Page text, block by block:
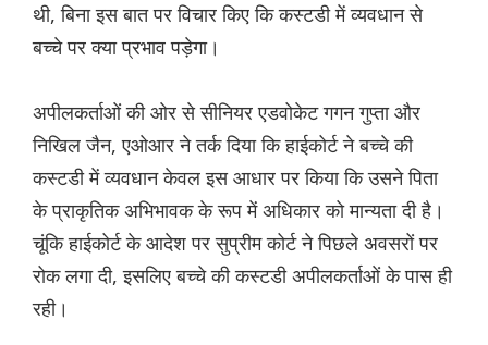
थी, बिना इस बात पर विचार किए कि कस्टडी में व्यवधान से
बच्चे पर क्या प्रभाव पड़ेगा।
अपीलकर्ताओं की ओर से सीनियर एडवोकेट गगन गुप्ता और
निखिल जैन, एओआर ने तर्क दिया कि हाईकोर्ट ने बच्चे की
कस्टडी में व्यवधान केवल इस आधार पर किया कि उसने पिता
के प्राकृतिक अभिभावक के रूप में अधिकार को मान्यता दी है।
चूंकि हाईकोर्ट के आदेश पर सुप्रीम कोर्ट ने पिछले अवसरों पर
रोक लगा दी, इसलिए बच्चे की कस्टडी अपीलकर्ताओं के पास ही
रही।